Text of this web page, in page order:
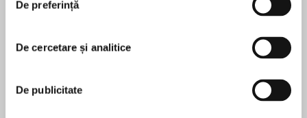
De preferință
De cercetare și analitice
De publicitate
family’s ranch in Stone Creek. But Meg—as
Indian Rock’s Triple M ranch—wants to do things
her way…the McKettrick way. And Brad feels
pentru această carte
Linda LaelMiller is a #1 New YorkTimes and USA